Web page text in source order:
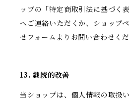
ップの「特定商取引法に基づく
へご連絡いただくか、ショップ
せフォームよりお問い合わせくだ
13. 継続的改善
当ショップは、個人情報の取扱